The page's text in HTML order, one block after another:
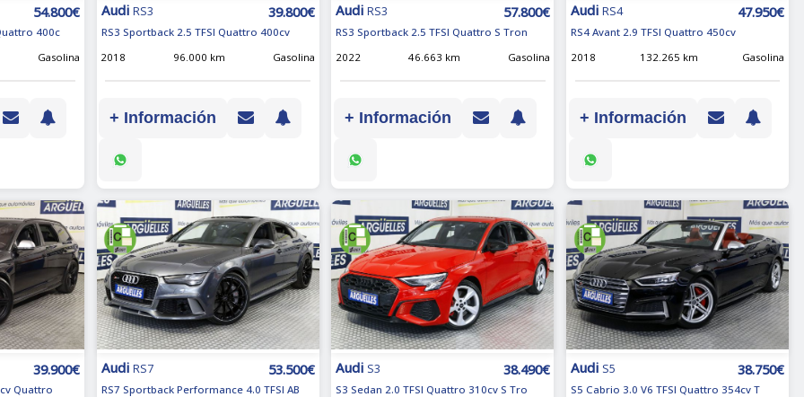
54.800€
400c
Gasolina
Audi RS3 39.800€
RS3 Sportback 2.5 TFSI Quattro 400cv
2018
96.000 km Gasolina
+ Información
Audi RS3 57.800€
RS3 Sportback 2.5 TFSI Quattro S Tron
2022
46.663 km Gasolina
+ Información
Audi RS4 47.950€
RS4 Avant 2.9 TFSI Quattro 450cv
2018
132.265 km Gasolina
+ Información
39.900€
Quattro
Audi RS7 53.500€
RS7 Sportback Performance 4.0 TFSI AB
Audi S3 38.490€
S3 Sedan 2.0 TFSI Quattro 310cv S Tro
Audi S5 38.750€
S5 Cabrio 3.0 V6 TFSI Quattro 354cv T